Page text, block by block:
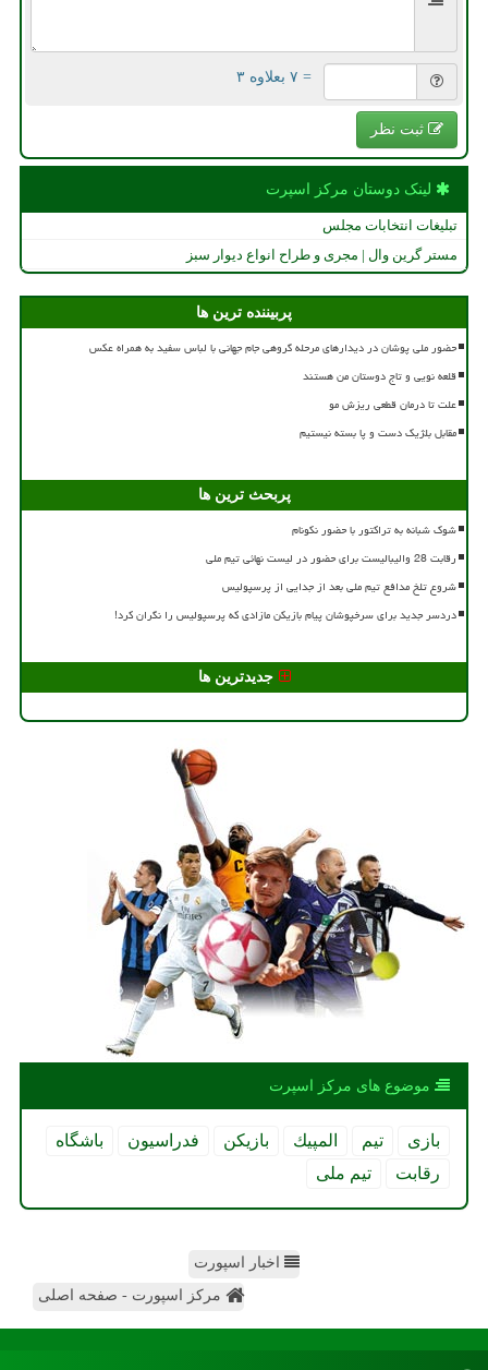
= ۷ بعلاوه ۳
ثبت نظر
لینک دوستان مركز اسپرت
تبلیغات انتخابات مجلس
مستر گرین وال | مجری و طراح انواع دیوار سبز
پربیننده ترین ها
حضور ملی پوشان در دیدارهای مرحله گروهی جام جهانی با لباس سفید به همراه عکس
قلعه نویی و تاج دوستان من هستند
علت تا درمان قطعی ریزش مو
مقابل بلژیک دست و پا بسته نیستیم
پربحث ترین ها
شوک شبانه به تراکتور با حضور نکونام
رقابت 28 والیبالیست برای حضور در لیست نهائی تیم ملی
شروع تلخ مدافع تیم ملی بعد از جدایی از پرسپولیس
دردسر جدید برای سرخپوشان پیام بازیکن مازادی که پرسپولیس را نگران کرد!
جدیدترین ها
موضوع های مركز اسپرت
بازی تیم المپیك بازیكن فدراسیون
باشگاه
رقابت
تیم ملی
اخبار اسپورت
مرکز اسپورت - صفحه اصلی